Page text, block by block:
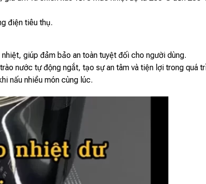
điện tiêu thụ.
giúp đảm bảo an toàn tuyệt đối cho người dùng.
nước tự động ngắt, tạo sự an tâm và tiện lợi trong quá
nấu nhiều món cùng lúc.